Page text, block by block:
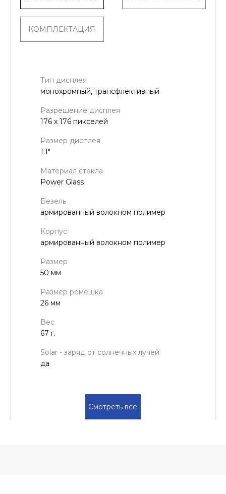
КОМПЛЕКТАЦИЯ
Тип дисплея
монохромный, трансфлективный
Разрешение дисплея
176 x 176 пикселей
Размер дисплея
1.1"
Материал стекла
Power Glass
Безель
армированный волокном полимер
Корпус
армированный волокном полимер
Размер
50 мм
Размер ремешка
26 мм
Вес
67 г.
Solar - заряд от солнечных лучей
да
Смотреть все